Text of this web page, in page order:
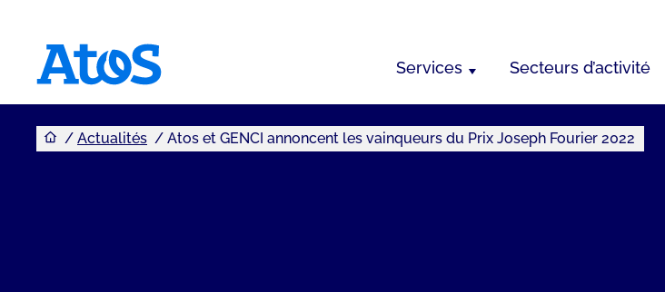
Services Secteurs d’activité
Vous êtes ici
Actualités Atos et GENCI annoncent les vainqueurs du Prix Joseph Fourier 2022